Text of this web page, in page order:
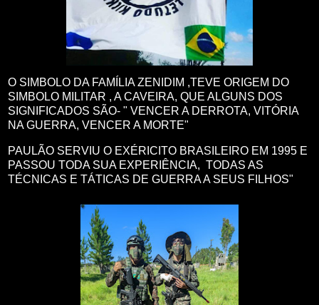
O SIMBOLO DA FAMÍLIA ZENIDIM ,TEVE ORIGEM DO
SIMBOLO MILITAR , A CAVEIRA, QUE ALGUNS DOS
SIGNIFICADOS SÃO- " VENCER A DERROTA, VITÓRIA
NA GUERRA, VENCER A MORTE"
PAULÃO SERVIU O EXÉRICITO BRASILEIRO EM 1995 E
PASSOU TODA SUA EXPERIÊNCIA, TODAS AS
TÉCNICAS E TÁTICAS DE GUERRA A SEUS FILHOS"